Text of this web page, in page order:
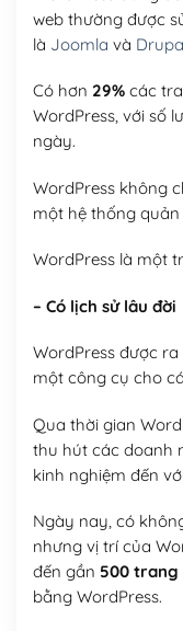
web thường được
là Joomla và
Có hơn 29%các
WordPress, với số
ngày.
WordPress không
một hệ thống
WordPress là một
– Có lịch sử lâu đời
WordPress được
một công cụ cho
Qua thời gian
thu hút các doanh
kinh nghiệm đến
Ngày nay, có
nhưng vị trí của
đến gần 500 trang
bằng WordPress.